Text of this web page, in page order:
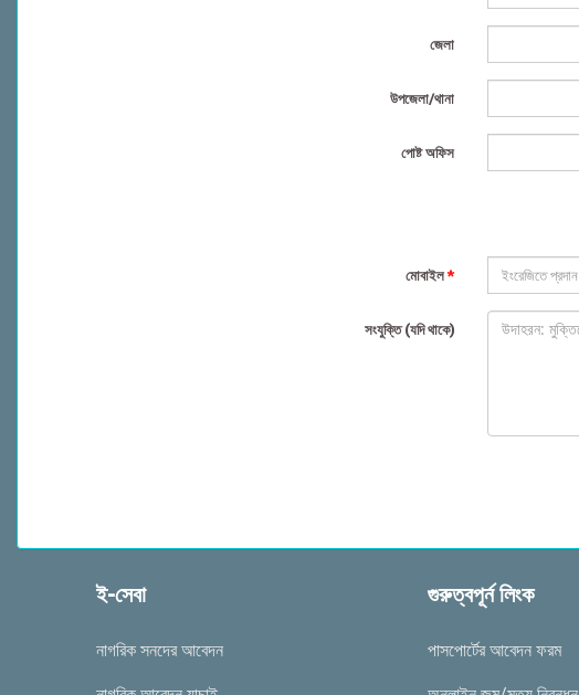
জেলা
উপজেলা/থানা
পোষ্ট অফিস
মোবাইল*
সংযুক্তি (যদি থাকে)
ই-সেবা
নাগরিক সনদের আবেদন
গুরুত্বপূর্ন লিংক
পাসপোর্টের আবেদন ফরম